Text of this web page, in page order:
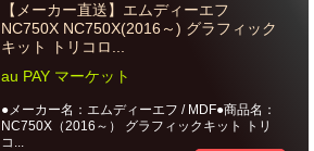
【メーカー直送】エムディーエフ
NC750X NC750X(2016～) グラフィック
キット トリコロ...
au PAY マーケット
●メーカー名：エムディーエフ / MDF●商品名：
NC750X（2016～） グラフィックキット トリ
コ...